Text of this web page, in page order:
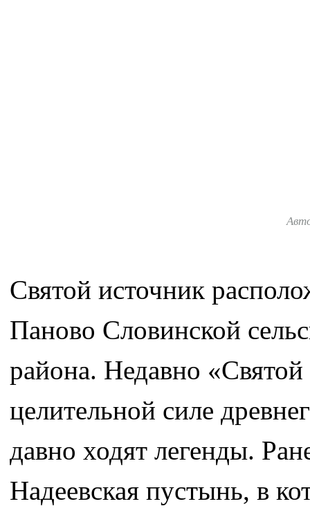
Святой источник
Паново Словинской
района. Недавно
целительной силе
давно ходят легенды.
Надеевская пустынь, в